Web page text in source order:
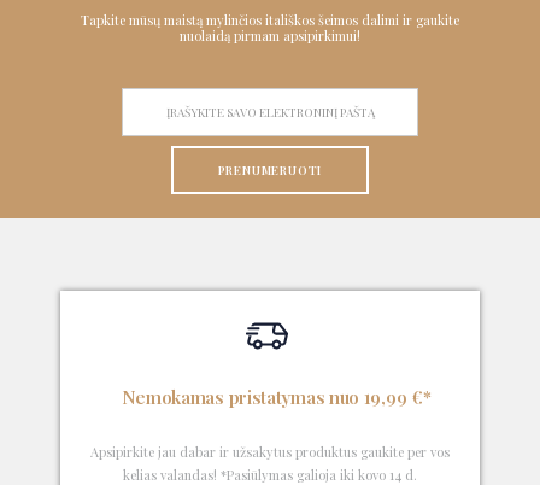
Tapkite mūsų maistą mylinčios itališkos šeimos dalimi ir gaukite
nuolaidą pirmam apsipirkimui!
PRENUMERUOTI
Nemokamas pristatymas nuo 19,99 €*
Apsipirkite jau dabar ir užsakytus produktus gaukite per vos
kelias valandas! *Pasiūlymas galioja iki kovo 14 d.